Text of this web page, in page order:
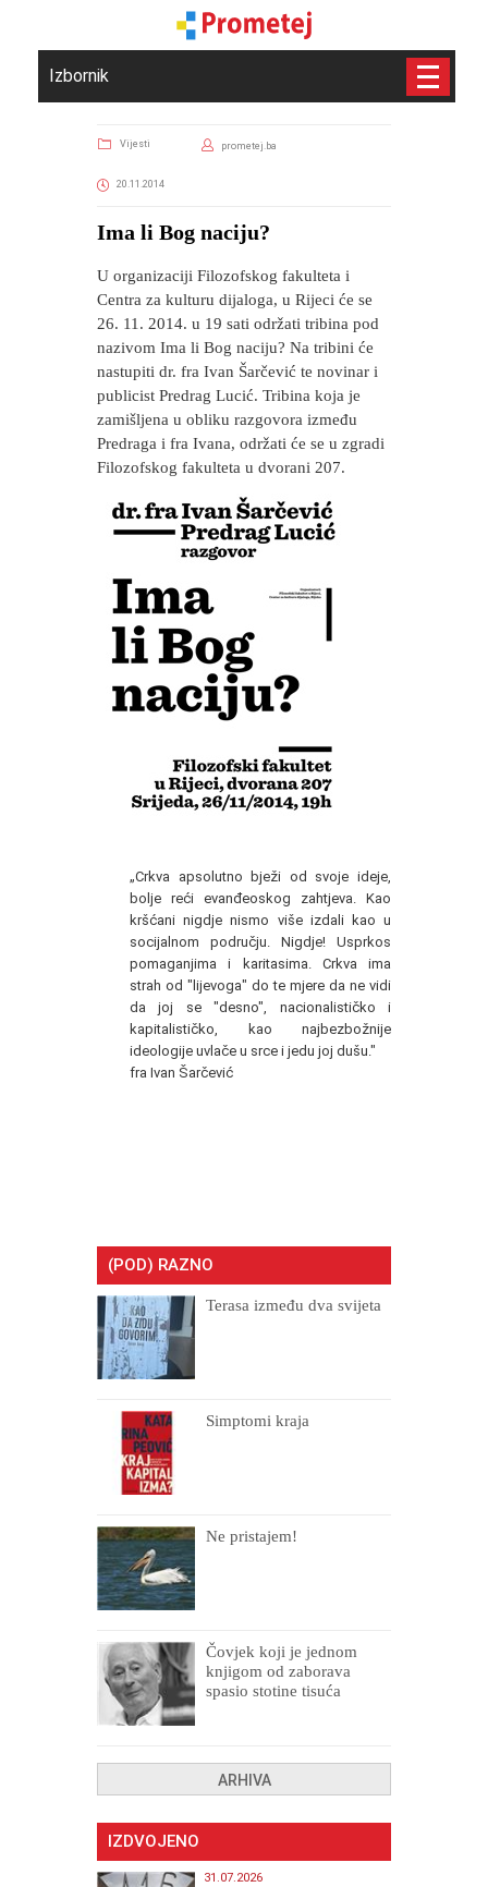
Izbornik
Vijesti prometej.ba
20.11.2014
Ima li Bog naciju?
U organizaciji Filozofskog fakulteta i
Centra za kulturu dijaloga, u Rijeci će se
26. 11. 2014. u 19 sati održati tribina pod
nazivom Ima li Bog naciju? Na tribini će
nastupiti dr. fra Ivan Šarčević te novinar i
publicist Predrag Lucić. Tribina koja je
zamišljena u obliku razgovora između
Predraga i fra Ivana, održati će se u zgradi
Filozofskog fakulteta u dvorani 207.
„Crkva apsolutno bježi od svoje ideje,
bolje reći evanđeoskog zahtjeva. Kao
kršćani nigdje nismo više izdali kao u
socijalnom području. Nigdje! Usprkos
pomaganjima i karitasima. Crkva ima
strah od "lijevoga" do te mjere da ne vidi
da joj se "desno", nacionalističko i
kapitalističko, kao najbezbožnije
ideologije uvlače u srce i jedu joj dušu."
fra Ivan Šarčević
(POD) RAZNO
Terasa između dva svijeta
Simptomi kraja
Ne pristajem!
Čovjek koji je jednom
knjigom od zaborava
spasio stotine tisuća
ARHIVA
IZDVOJENO
31.07.2026